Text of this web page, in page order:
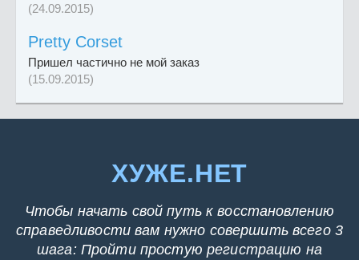
(24.09.2015)
Pretty Corset
Пришел частично не мой заказ
(15.09.2015)
ХУЖЕ.НЕТ
Чтобы начать свой путь к восстановлению
справедливости вам нужно совершить всего 3
шага: Пройти простую регистрацию на